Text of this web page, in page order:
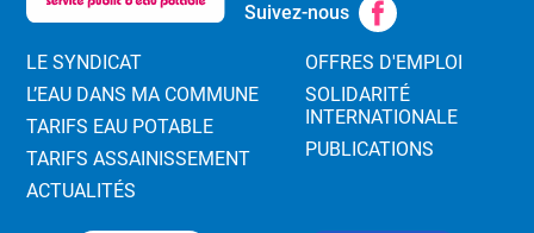
Suivez-nous
LE SYNDICAT
L’EAU DANS MA COMMUNE
TARIFS EAU POTABLE
TARIFS ASSAINISSEMENT
ACTUALITÉS
OFFRES D'EMPLOI
SOLIDARITÉ
INTERNATIONALE
PUBLICATIONS